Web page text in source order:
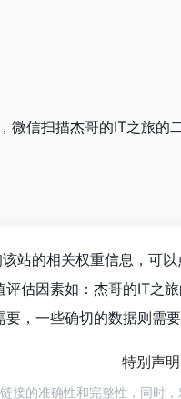
信扫描杰哥的IT之旅的
站的相关权重信息，可
估因素如：杰哥的IT之
，一些确切的数据则需
特别声明
接的准确性和完整性，同